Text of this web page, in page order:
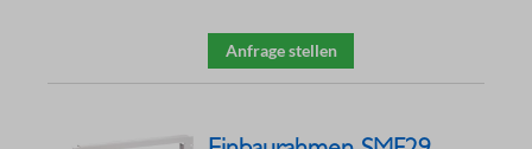
Anfrage stellen